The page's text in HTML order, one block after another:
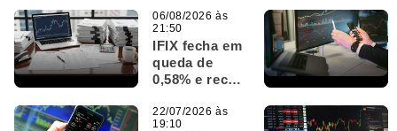
IFIX fecha em
queda de
0,58% e recua
pontos
06/08/2026 às
21:50
22/07/2026 às
19:10